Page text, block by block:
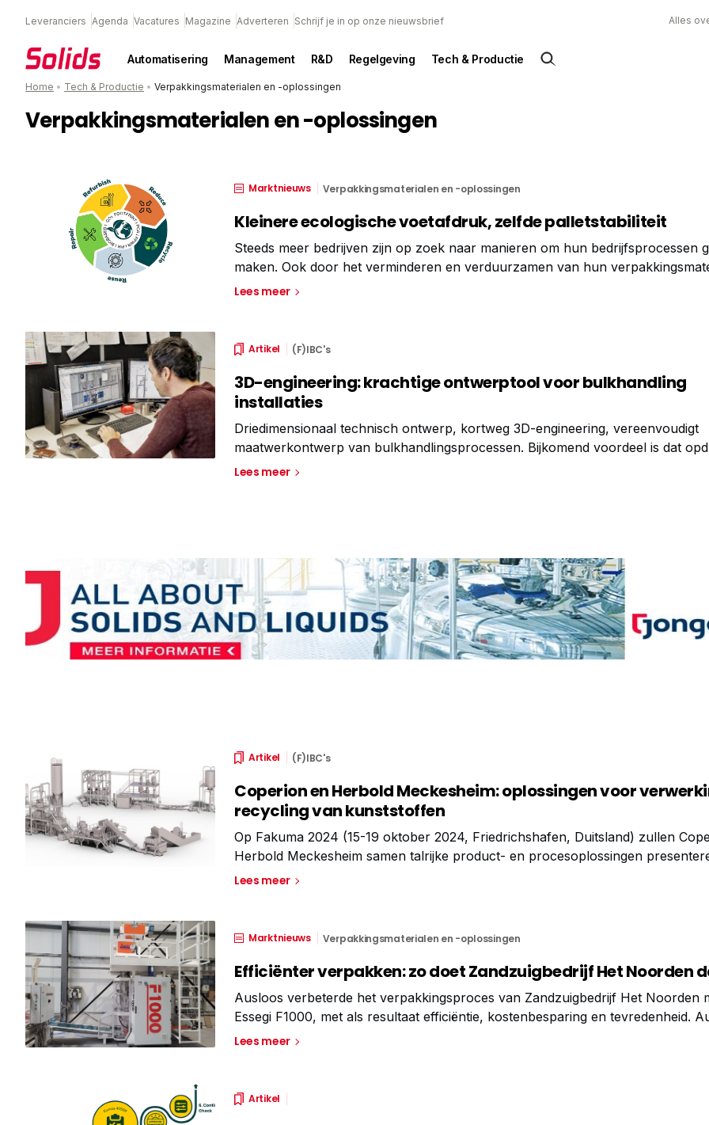
Leveranciers Agenda Vacatures Magazine Adverteren Schrijf je in op onze nieuwsbrief Alles
Automatisering Management R&D Regelgeving Tech & Productie
Home • Tech & Productie • Verpakkingsmaterialen en -oplossingen
Verpakkingsmaterialen en -oplossingen
Marktnieuws Verpakkingsmaterialen en -oplossingen
Kleinere ecologische voetafdruk, zelfde palletstabiliteit
Steeds meer bedrijven zijn op zoek naar manieren om hun bedrijfsprocessen
maken. Ook door het verminderen en verduurzamen van hun
Tallpack International merkt dat de vraag naar bio-based en duurzame
Lees meer
Artikel (F)IBC's
3D-engineering: krachtige ontwerptool voor bulkhandling
installaties
Driedimensionaal technisch ontwerp, kortweg 3D-engineering, vereenvoudigt
maatwerkontwerp van bulkhandlingsprocessen. Bijkomend voordeel is dat
kunnen zien hoe de toekomstige installatie er binnen hun fabriek uit gaat zien.
Lees meer
Artikel (F)IBC's
Coperion en Herbold Meckesheim: oplossingen voor
recycling van kunststoffen
Op Fakuma 2024 (15-19 oktober 2024, Friedrichshafen, Duitsland) zullen
Herbold Meckesheim samen talrijke product- en procesoplossingen
het compounderen als de recycling van kunststoffen aanzienlijk efficiënter
Lees meer
Marktnieuws Verpakkingsmaterialen en -oplossingen
Efficiënter verpakken: zo doet Zandzuigbedrijf Het Noorden
Ausloos verbeterde het verpakkingsproces van Zandzuigbedrijf Het Noorden
Essegi F1000, met als resultaat efficiëntie, kostenbesparing en tevredenheid.
streeft er altijd naar om aan de unieke behoeften van hun klanten te voldoen.
Lees meer
Artikel